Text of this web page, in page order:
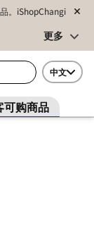
。iShopChangi
更多
中文
可购商品